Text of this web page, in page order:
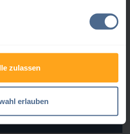
zulassen
erlauben
Datum
30.07.2026
169,23 € 30.07.2026
Tiefstwerte